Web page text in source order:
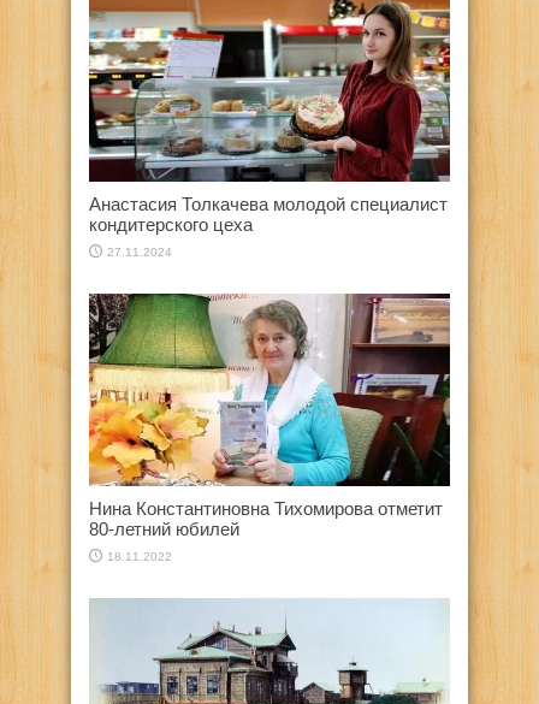
Анастасия Толкачева молодой специалист
кондитерского цеха
27.11.2024
Нина Константиновна Тихомирова отметит
80-летний юбилей
18.11.2022